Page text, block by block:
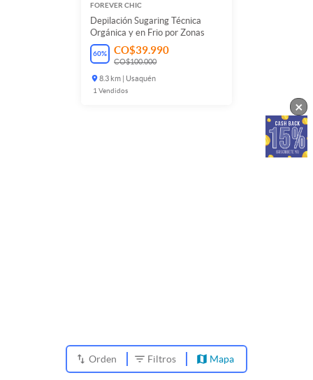
FOREVER CHIC
Depilación Sugaring Técnica
Orgánica y en Frio por Zonas
60% CO$39.990
CO$100.000
8.3 km | Usaquén
1Vendidos
Orden Filtros Mapa
×